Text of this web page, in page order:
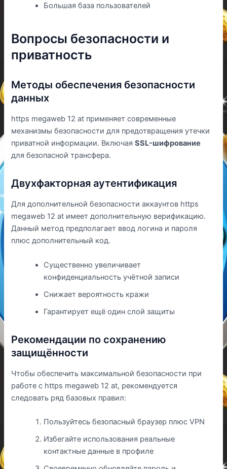
Большая база пользователей
Вопросы безопасности и
приватность
Методы обеспечения безопасности
данных
https megaweb 12 at применяет современные
механизмы безопасности для предотвращения утечки
приватной информации. ВключаяSSL-шифрование
для безопасной трансфера.
Двухфакторная аутентификация
Для дополнительной безопасности аккаунтов https
megaweb 12 at имеет дополнительную верификацию.
Данный метод предполагает ввод логина и пароля
плюс дополнительный код.
Существенно увеличивает
конфиденциальность учётной записи
Снижает вероятность кражи
Гарантирует ещё один слой защиты
Рекомендации по сохранению
защищённости
Чтобы обеспечить максимальной безопасности при
работе с https megaweb 12 at, рекомендуется
следовать ряд базовых правил:
Пользуйтесь безопасный браузер плюс VPN
Избегайте использования реальные
контактные данные в профиле